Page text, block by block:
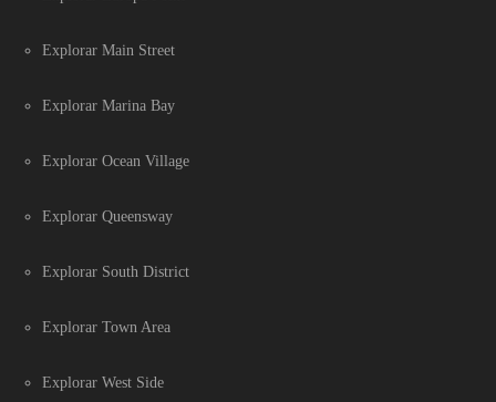
Explorar Main Street
Explorar Marina Bay
Explorar Ocean Village
Explorar Queensway
Explorar South District
Explorar Town Area
Explorar West Side